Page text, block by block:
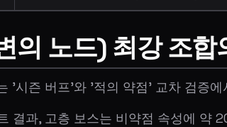
의 노드) 최강 조합
'시즌 버프'와 '적의 약점' 교차 검증에
결과, 고층 보스는 비약점 속성에 약